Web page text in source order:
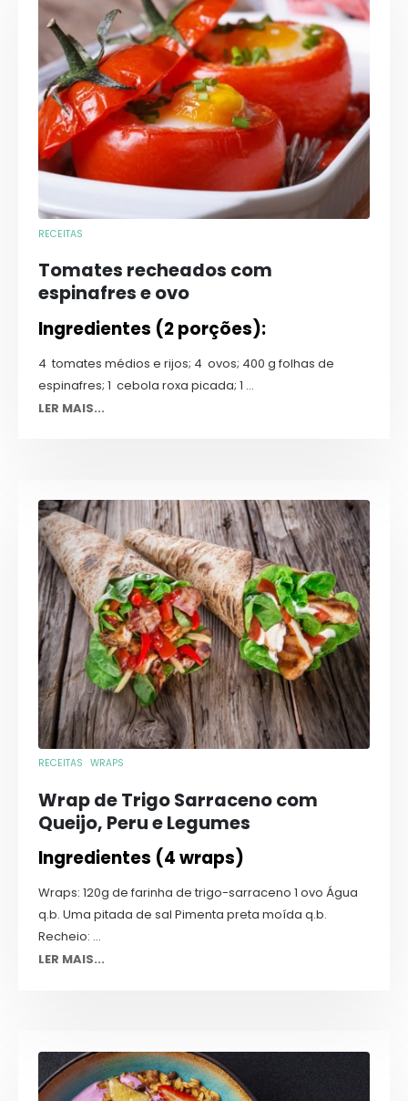
RECEITAS
Tomates recheados com
espinafres e ovo
Ingredientes (2 porções):
4 tomates médios e rijos; 4 ovos; 400 g folhas de
espinafres; 1 cebola roxa picada; 1 ...
LER MAIS...
RECEITAS WRAPS
Wrap de Trigo Sarraceno com
Queijo, Peru e Legumes
Ingredientes (4 wraps)
Wraps: 120g de farinha de trigo-sarraceno 1 ovo Água
q.b. Uma pitada de sal Pimenta preta moída q.b.
Recheio: ...
LER MAIS...